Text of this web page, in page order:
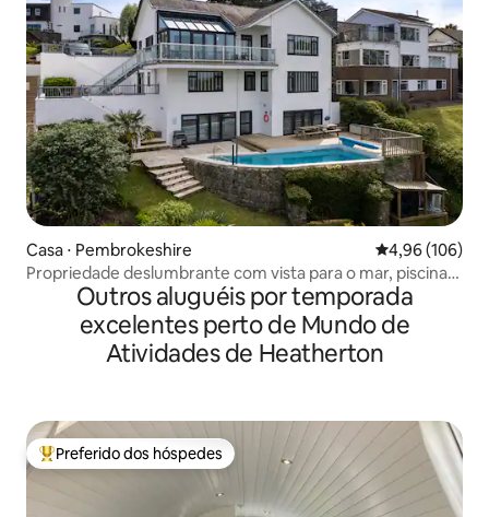
Casa ⋅ Pembrokeshire 4,96 de uma
4,96 (106)
Propriedade deslumbrante com vista para o mar, piscina
privativa e estacionamento
Outros aluguéis por temporada
excelentes perto de Mundo de
Atividades de Heatherton
Entre os melhores preferidos dos hóspedes
Preferido dos hóspedes